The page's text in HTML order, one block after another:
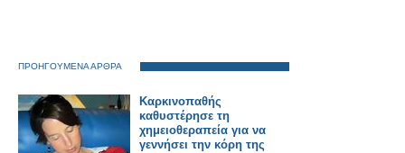
ΠΡΟΗΓΟΥΜΕΝΑ ΑΡΘΡΑ
Καρκινοπαθής
καθυστέρησε τη
χημειοθεραπεία για να
γεννήσει την κόρη της